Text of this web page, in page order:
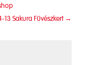
13 Sakura Füvészkert→